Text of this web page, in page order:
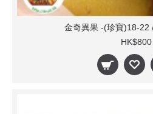
金奇異果 -(珍寶)18-22
HK$800